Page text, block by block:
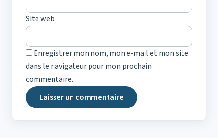
Site web
Enregistrer mon nom, mon e-mail et mon site
dans le navigateur pour mon prochain
commentaire.